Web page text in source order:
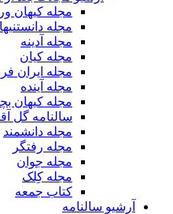
مجله کیهان
مجله دانستنیها
مجله آدینه
مجله کیان
مجله ایران
مجله آینده
مجله کیهان
سالنامه گل
مجله دانشمند
مجله رفتگر
مجله جوان
مجله کِلک
کتاب جمعه
آرشیو سالنامه